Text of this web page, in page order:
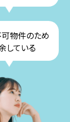
物件のため
している